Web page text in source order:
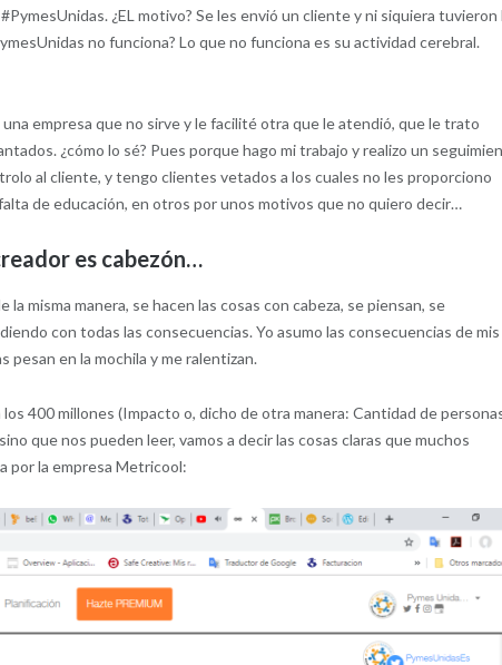
¿EL motivo? Se les envió un cliente y ni siquiera tuvieron
no funciona? Lo que no funciona es su actividad cerebral.
empresa que no sirve y le facilité otra que le atendió, que le trato
¿cómo lo sé? Pues porque hago mi trabajo y realizo un
al cliente, y tengo clientes vetados a los cuales no les proporciono
de educación, en otros por unos motivos que no quiero decir…
es cabezón…
misma manera, se hacen las cosas con cabeza, se piensan, se
con todas las consecuencias. Yo asumo las consecuencias de mis
pesan en la mochila y me ralentizan.
400 millones (Impacto o, dicho de otra manera: Cantidad de
que nos pueden leer, vamos a decir las cosas claras que muchos
por la empresa Metricool: